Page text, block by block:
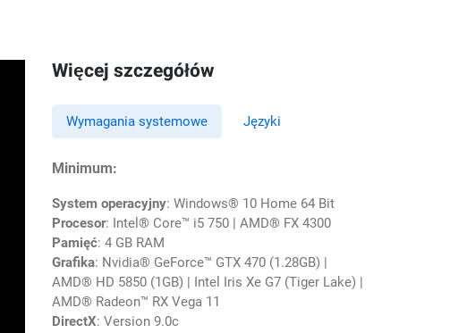
Więcej szczegółów
Wymagania systemowe Języki
Minimum:
System operacyjny: Windows® 10 Home 64 Bit
Procesor: Intel® Core™ i5 750 | AMD® FX 4300
Pamięć: 4 GB RAM
Grafika: Nvidia® GeForce™ GTX 470 (1.28GB) |
AMD® HD 5850 (1GB) | Intel Iris Xe G7 (Tiger Lake) |
AMD® Radeon™ RX Vega 11
DirectX: Version 9.0c